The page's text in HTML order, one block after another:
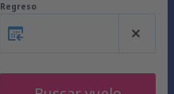
Regreso